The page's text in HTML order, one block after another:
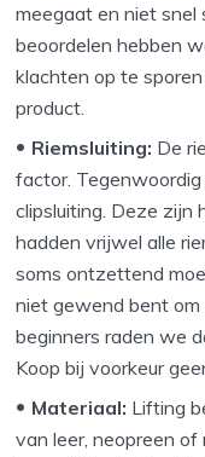
meegaat en niet
beoordelen hebben
klachten op te
product.
Riemsluiting: De
factor.
clipsluiting. Deze zijn
hadden vrijwel alle
soms ontzettend
niet gewend bent om
beginners raden we
Koop bij voorkeur
Materiaal: Lifting
van leer, neopreen